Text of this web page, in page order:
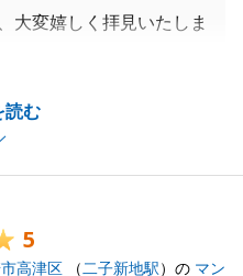
読む
大変嬉しく拝見いたしま
にとって何よりの励みで
たことに、心より感謝申
5
市高津区 （ 二子新地駅）の マン